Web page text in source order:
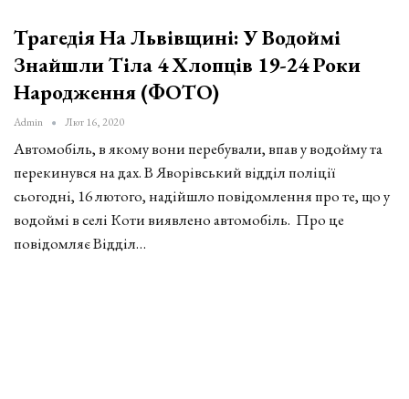
Трагедія На Львівщині: У Водоймі
Знайшли Тіла 4 Хлопців 19-24 Роки
Народження (ФОТО)
Admin Лют 16, 2020
Автомобіль, в якому вони перебували, впав у водойму та
перекинувся на дах. В Яворівський відділ поліції
сьогодні, 16 лютого, надійшло повідомлення про те, що у
водоймі в селі Коти виявлено автомобіль. Про це
повідомляє Відділ…